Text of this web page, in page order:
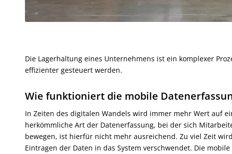
Die Lagerhaltung eines Unternehmens ist ein komplexer
effizienter gesteuert werden.
Wie funktioniert die mobile
In Zeiten des digitalen Wandels wird immer mehr Wert auf
herkömmliche Art der Datenerfassung, bei der sich
bewegen, ist hierfür nicht mehr ausreichend. Zu viel Zeit
Eintragen der Daten in das System verschwendet. Die